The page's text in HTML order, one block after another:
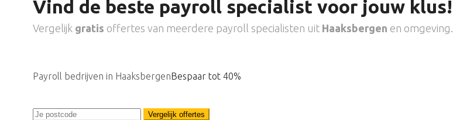
Vind de beste payroll specialist voor jouw klus!
Vergelijk gratis offertes van meerdere payroll specialisten uit Haaksbergen en omgeving.
Payroll bedrijven in HaaksbergenBespaar tot 40%
Vergelijk offertes